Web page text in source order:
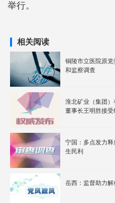
举行。
相关阅读
铜陵市立医院原
和监察调查
淮北矿业（集团）
董事长王明胜接
宁国：多点发力释放监督动
生民利
岳西：监督助力解